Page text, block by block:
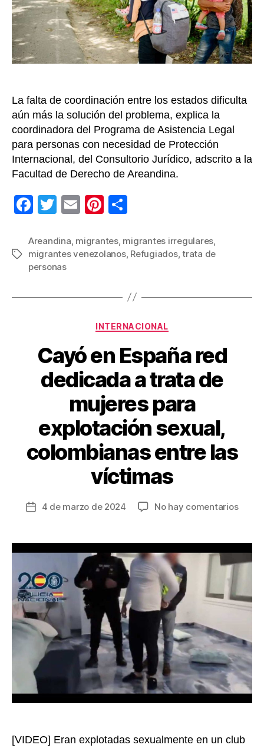
de
es
un
riesgo
La falta de coordinación entre los estados dificulta
aún más la solución del problema, explica la
coordinadora del Programa de Asistencia Legal
para personas con necesidad de Protección
Internacional, del Consultorio Jurídico, adscrito a la
Facultad de Derecho de Areandina.
F
c
e
o
T
tt
er
E
ail
Pi
er
e
m
p
tir
Etiquetas
Areandina migrantes, migrantes irregulares
migrantes venezolanos, Refugiados,trata de
personas
Categorías
INTERNACIONAL
Cayó en España red
dedicada a trata de
mujeres para
explotación sexual,
colombianas entre las
víctimas
Fecha
entrada
4 de marzo de 2024 No hay comentariosen
trata
de
para
entre
las
[VIDEO] Eran explotadas sexualmente en un club